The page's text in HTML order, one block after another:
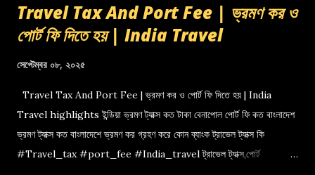
Travel Tax And Port Fee | ভ্রমণ কর ও
পোর্ট ফি দিতে হয় | India Travel
সেপ্টেম্বর ০৮, ২০২৫
Travel Tax And Port Fee | ভ্রমণ কর ও পোর্ট ফি দিতে হয় | India
Travel highlights ইন্ডিয়া ভ্রমণ ট্যাক্স কত টাকা বেনাপোল পোর্ট ফি কত বাংলাদেশ
ভ্রমণ ট্যাক্স কত বাংলাদেশে ভ্রমণ কর গ্রহণ করে কোন ব্যাংক ট্রাভেল ট্যাক্স কি
#Travel_tax #port_fee #India_travel ট্রাভেল ট্যাক্স,পোর্ট